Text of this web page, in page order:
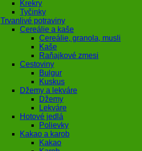
Krekry
Tyčinky
Trvanlivé potraviny
Cereálie a kaše
Cereálie, granola, musli
Kaše
Raňajkové zmesi
Cestoviny
Bulgur
Kuskus
Džemy a lekváre
Džemy
Lekváre
Hotové jedlá
Polievky
Kakao a karob
Kakao